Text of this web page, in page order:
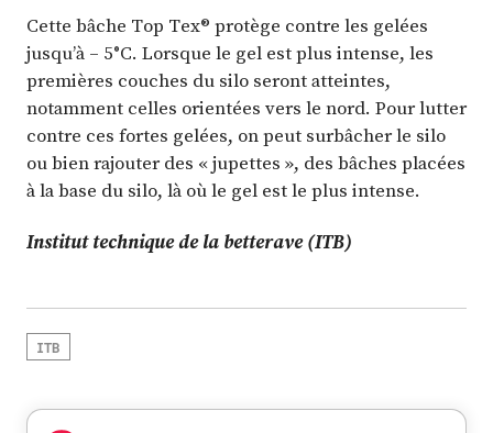
Cette bâche Top Tex® protège contre les gelées
jusqu’à – 5°C. Lorsque le gel est plus intense, les
premières couches du silo seront atteintes,
notamment celles orientées vers le nord. Pour lutter
contre ces fortes gelées, on peut surbâcher le silo
ou bien rajouter des « jupettes », des bâches placées
à la base du silo, là où le gel est le plus intense.
Institut technique de la betterave (ITB)
ITB